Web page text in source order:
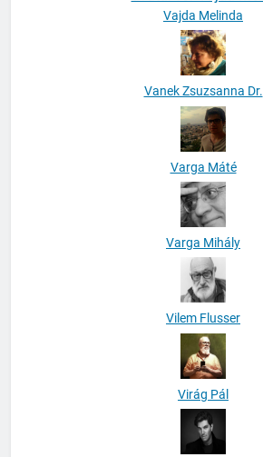
Vajda Melinda
Vanek Zsuzsanna Dr.
Varga Máté
Varga Mihály
Vilem Flusser
Virág Pál